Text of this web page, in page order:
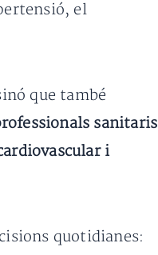
el
que també
sanitaris
i
quotidianes: